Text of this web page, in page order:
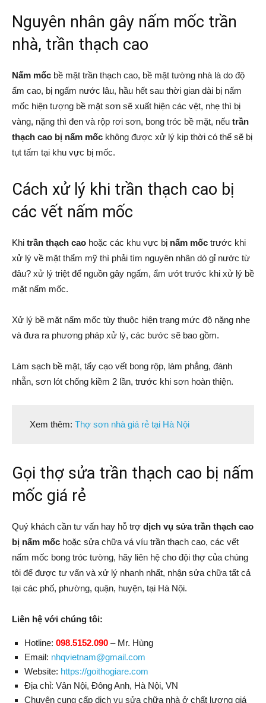
Nguyên nhân gây nấm mốc trần
nhà, trần thạch cao
Nấm mốc bề mặt trần thạch cao, bề mặt tường nhà là do độ
ẩm cao, bị ngấm nước lâu, hầu hết sau thời gian dài bị nấm
mốc hiện tượng bề mặt sơn sẽ xuất hiện các vệt, nhẹ thì bị
vàng, nặng thì đen và rộp rơi sơn, bong tróc bề mặt, nếu trần
thạch cao bị nấm mốc không được xử lý kịp thời có thể sẽ bị
tụt tấm tại khu vực bị mốc.
Cách xử lý khi trần thạch cao bị
các vết nấm mốc
Khi trần thạch cao hoặc các khu vực bị nấm mốc trước khi
xử lý về mặt thẩm mỹ thì phải tìm nguyên nhân dò gỉ nước từ
đâu? xử lý triệt để nguồn gây ngấm, ẩm ướt trước khi xử lý bề
mặt nấm mốc.
Xử lý bề mặt nấm mốc tùy thuộc hiện trạng mức độ nặng nhẹ
và đưa ra phương pháp xử lý, các bước sẽ bao gồm.
Làm sạch bề mặt, tẩy cạo vết bong rộp, làm phẳng, đánh
nhẵn, sơn lót chống kiềm 2 lần, trước khi sơn hoàn thiện.
Xem thêm: Thợ sơn nhà giá rẻ tại Hà Nội
Gọi thợ sửa trần thạch cao bị nấm
mốc giá rẻ
Quý khách cần tư vấn hay hỗ trợ dịch vụ sửa trần thạch cao
bị nấm mốc hoặc sửa chữa vá víu trần thạch cao, các vết
nấm mốc bong tróc tường, hãy liên hệ cho đội thợ của chúng
tôi để được tư vấn và xử lý nhanh nhất, nhận sửa chữa tất cả
tại các phố, phường, quận, huyện, tại Hà Nội.
Liên hệ với chúng tôi:
Hotline: 098.5152.090 – Mr. Hùng
Email: nhqvietnam@gmail.com
Website: https://goithogiare.com
Địa chỉ: Vân Nội, Đông Anh, Hà Nội, VN
Chuyên cung cấp dịch vụ sửa chữa nhà ở chất lượng giá